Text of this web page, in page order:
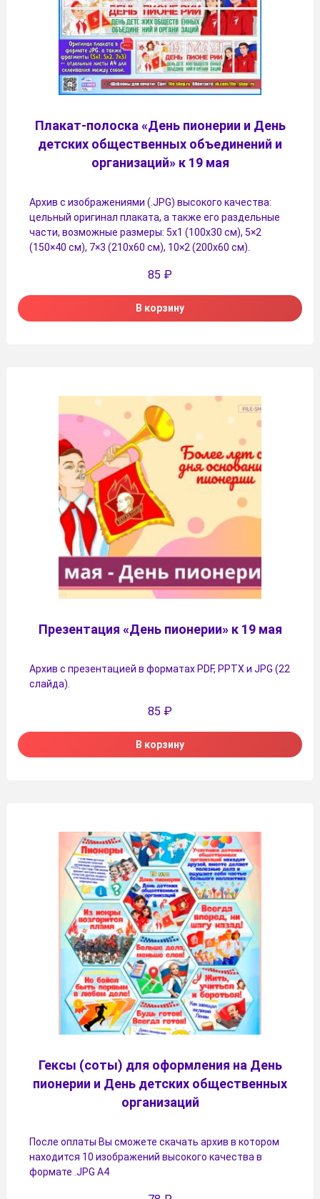
Плакат-полоска «День пионерии и День
детских общественных объединений и
организаций» к 19 мая
Архив с изображениями (.JPG) высокого качества:
цельный оригинал плаката, а также его раздельные
части, возможные размеры: 5х1 (100х30 см), 5×2
(150×40 см), 7×3 (210х60 см), 10×2 (200х60 см).
85 ₽
В корзину
Презентация «День пионерии» к 19 мая
Архив с презентацией в форматах PDF, PPTX и JPG (22
слайда).
85 ₽
В корзину
Гексы (соты) для оформления на День
пионерии и День детских общественных
организаций
После оплаты Вы сможете скачать архив в котором
находится 10 изображений высокого качества в
формате .JPG А4